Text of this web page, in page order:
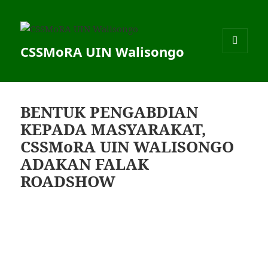
CSSMoRA UIN Walisongo
BENTUK PENGABDIAN
KEPADA MASYARAKAT,
CSSMoRA UIN WALISONGO
ADAKAN FALAK
ROADSHOW